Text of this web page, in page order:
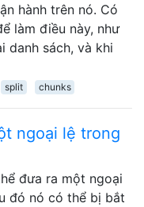
hành trên nó. Có
làm điều này, như
danh sách, và khi
split chunks
ngoại lệ trong
đưa ra một ngoại
đó nó có thể bị bắt